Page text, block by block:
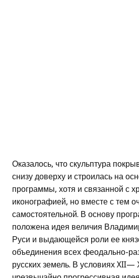
Оказалось, что скульптура
снизу доверху и строилась на
программы, хотя и связанной с
иконографией, но вместе с тем
самостоятельной. В основу
положена идея величия
Руси и выдающейся роли ее
объединения всех феодально-
русских земель. В условиях XII—